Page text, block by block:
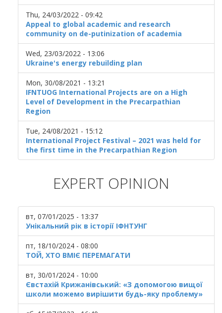
Thu, 24/03/2022 - 09:42
Appeal to global academic and research
community on de-putinization of academia
Wed, 23/03/2022 - 13:06
Ukraine's energy rebuilding plan
Mon, 30/08/2021 - 13:21
IFNTUOG International Projects are on a High
Level of Development in the Precarpathian
Region
Tue, 24/08/2021 - 15:12
International Project Festival – 2021 was held for
the first time in the Precarpathian Region
EXPERT OPINION
вт, 07/01/2025 - 13:37
Унікальний рік в історії ІФНТУНГ
пт, 18/10/2024 - 08:00
ТОЙ, ХТО ВМІЄ ПЕРЕМАГАТИ
вт, 30/01/2024 - 10:00
Євстахій Крижанівський: «З допомогою вищої
школи можемо вирішити будь-яку проблему»